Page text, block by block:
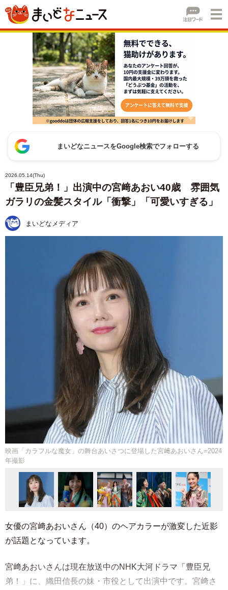
まいどなニュースをGoogle検索でフォローする
2026.05.14(Thu)
「豊臣兄弟！」出演中の宮﨑あおい40歳 雰囲気
ガラリの金髪スタイル「衝撃」「可愛いすぎる」
まいどなメディア
映画「カラフルな魔女」の舞台あいさつに登場した宮﨑あおいさん=2024
年撮影
女優の宮﨑あおいさん（40）のヘアカラーが激変した近影
が話題となっています。
宮﨑あおいさんは現在放送中のNHK大河ドラマ「豊臣兄
弟！」に、織田信長の妹・市役として出演中です。宮﨑さ